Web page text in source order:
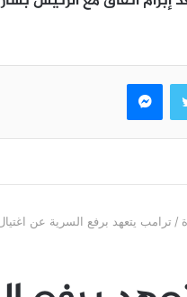
تويتر ماسنجر